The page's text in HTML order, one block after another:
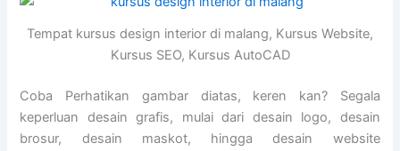
Tempat kursus design interior di malang, Kursus Website,
Kursus SEO, Kursus AutoCAD
Coba Perhatikan gambar diatas, keren kan? Segala
keperluan desain grafis, mulai dari desain logo, desain
brosur, desain maskot, hingga desain website